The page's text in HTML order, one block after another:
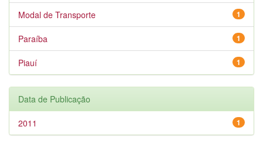
1
Modal de Transporte
1
Paraíba
1
Piauí
Data de Publicação
1
2011